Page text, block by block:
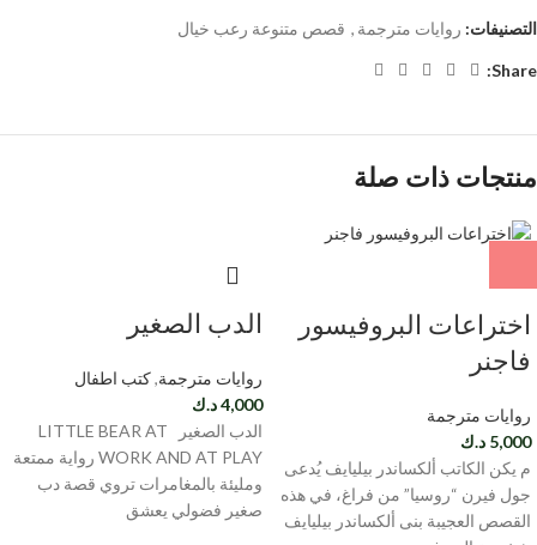
التصنيفات: روايات مترجمة , قصص متنوعة رعب خيال
Share:
منتجات ذات صلة
اختراعات البروفيسور
فاجنر
روايات مترجمة
5,000 د.ك
م يكن الكاتب ألكساندر بيليايف يُدعى
جول فيرن “روسيا” من فراغ، في هذه
القصص العجيبة بنى ألكساندر بيليايف
الدب الصغير
روايات مترجمة,كتب اطفال
4,000د.ك
الدب الصغير LITTLE BEAR AT
WORK AND AT PLAY رواية ممتعة
ومليئة بالمغامرات تروي قصة دب
صغير فضولي يعشق